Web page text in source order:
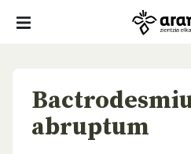
abruptum